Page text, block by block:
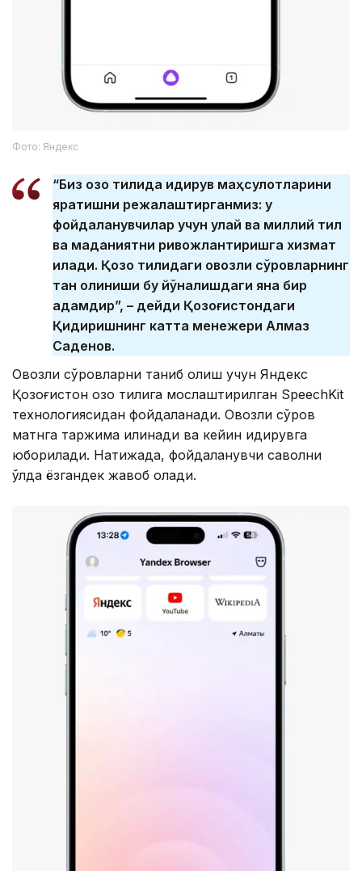
Фото: Яндекс
“Биз қозоқ тилида қидирув маҳсулотларини
яратишни режалаштирганмиз: у
фойдаланувчилар учун қулай ва миллий тил
ва маданиятни ривожлантиришга хизмат
қилади. Қозоқ тилидаги овозли сўровларнинг
тан олиниши бу йўналишдаги яна бир
қадамдир”, – дейди Қозоғистондаги
Қидиришнинг катта менежери Алмаз
Саденов.
Овозли сўровларни таниб олиш учун Яндекс
Қозоғистон қозоқ тилига мослаштирилган SpeechKit
технологиясидан фойдаланади. Овозли сўров
матнга таржима қилинади ва кейин қидирувга
юборилади. Натижада, фойдаланувчи саволни
қўлда ёзгандек жавоб олади.